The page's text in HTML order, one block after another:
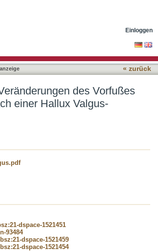
Einloggen
« zurück
des Vorfußes
einer Hallux Valgus-
dspace-1521451
93484
dspace-1521459
dspace-1521454